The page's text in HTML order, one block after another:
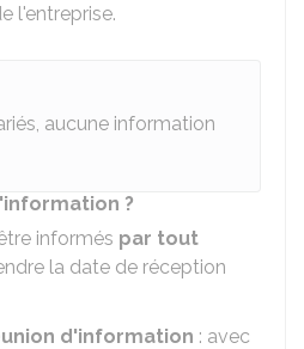
l'entreprise.
aucune information
?
informés par tout
la date de réception
d'information : avec